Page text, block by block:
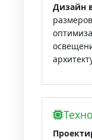
Дизайн